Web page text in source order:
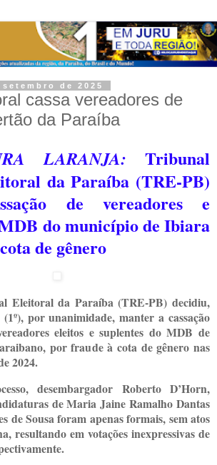
de 2025
cassa vereadores de
da Paraíba
LARANJA: Tribunal
da Paraíba (TRE-PB)
de vereadores e
do município de Ibiara
de gênero
Eleitoral da Paraíba (TRE-PB) decidiu,
(1º), por unanimidade, manter a cassação
eleitos e suplentes do MDB de
por fraude à cota de gênero nas
2024.
desembargador Roberto D’Horn,
de Maria Jaine Ramalho Dantas
de Sousa foram apenas formais, sem atos
resultando em votações inexpressivas de